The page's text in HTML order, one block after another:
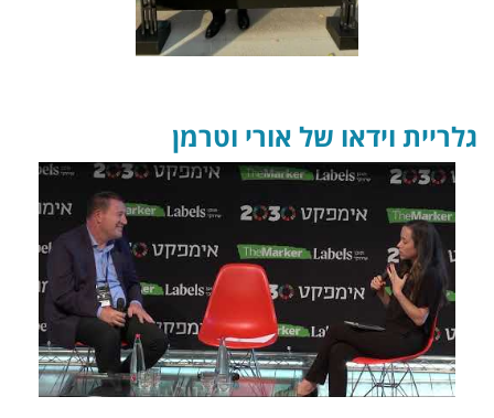
גלריית וידאו של אורי וטרמן